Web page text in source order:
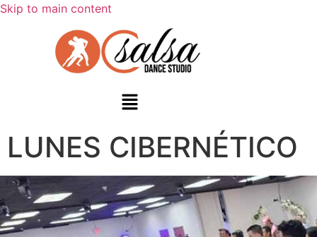
Skip to main content
LUNES CIBERNÉTICO